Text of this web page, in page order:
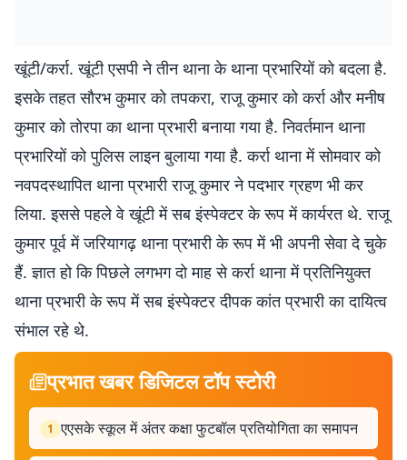
खूंटी/कर्रा. खूंटी एसपी ने तीन थाना के थाना प्रभारियों को बदला है.
इसके तहत सौरभ कुमार को तपकरा, राजू कुमार को कर्रा और मनीष
कुमार को तोरपा का थाना प्रभारी बनाया गया है. निवर्तमान थाना
प्रभारियों को पुलिस लाइन बुलाया गया है. कर्रा थाना में सोमवार को
नवपदस्थापित थाना प्रभारी राजू कुमार ने पदभार ग्रहण भी कर
लिया. इससे पहले वे खूंटी में सब इंस्पेक्टर के रूप में कार्यरत थे. राजू
कुमार पूर्व में जरियागढ़ थाना प्रभारी के रूप में भी अपनी सेवा दे चुके
हैं. ज्ञात हो कि पिछले लगभग दो माह से कर्रा थाना में प्रतिनियुक्त
थाना प्रभारी के रूप में सब इंस्पेक्टर दीपक कांत प्रभारी का दायित्व
संभाल रहे थे.
प्रभात खबर डिजिटल टॉप स्टोरी
1 एएसके स्कूल में अंतर कक्षा फुटबॉल प्रतियोगिता का समापन